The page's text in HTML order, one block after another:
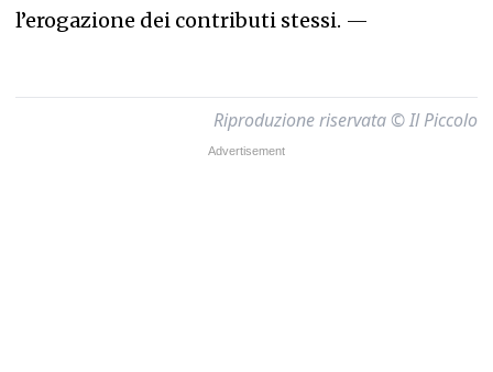
l’erogazione dei contributi stessi. —
Riproduzione riservata © Il Piccolo